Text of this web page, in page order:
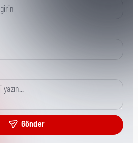
Gönder